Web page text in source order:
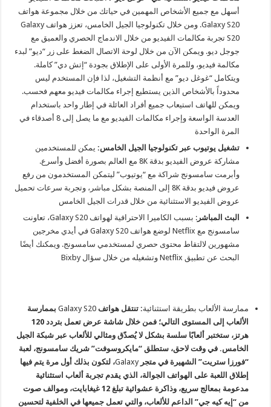
أسهل مع جميع الأشخاص المهمين في حياتك من خلال مجموعة هواتف
Galaxy S20. ومن خلال تكنولوجيا الجيل الخامس، تعزز هواتف Galaxy
S20 تجربة مكالمات الفيديو من خلال الاندماج الحصري والعميق مع
جوجل ديو. ويمكن الآن من خلال لوحة الاتصال الضغط على زر “ديو” لبدء
مكالمة فيديو، وللمرة الأولى على الإطلاق بجودة “إتش دي” كاملة.
ويتكامل “غوغل ديو” مع أنظمة التشغيل، لذا فإن المستخدم ليس
محدوداً بالأشخاص الذين يستطيع إجراء مكالمات فيديو معهم فحسب.
ويمكن للهاتف استيعاب جميع أفراد العائلة في إطار واحد باستخدام
العدسة الواسعة وإجراء مكالمات الفيديو مع ما يصل إلى 8 أصدقاء في
المرة الواحدة
تشغيل يوتيوب عبر تكنولوجيا الجيل الخامس:يمكن للمستخدمين
مشاركة عروض الفيديو بدقة 8K مع العالم بصورة أفضل وأسرع.
وأبرمت سامسونج شراكة مع “يوتيوب” ليتمكن المستخدمون من رفع
عروض فيديو بدقة 8K إلى المنصة بشكل مباشر، وتجربة سرعات تحميل
عروض الفيديو الاستثنائية من خلال قدرات الجيل الخامس
البث المباشر : بسبب الكاميرا الاحترافية لهواتف Galaxy S20، تعاونت
سامسونج مع Netflix لوضع هواتف
Galaxy S20في أيدي مخرجين
مشهورين لالتقاط محتوى حصري لمستخدمي سامسونج. ويمكنك أيضًا
البحث عن تطبيق Netflix وتشغيله من خلال سؤال Bixby
ممارسة الألعاب بطريقة استثنائية: تنتقل هواتف Galaxy S20 بممارسة
الألعاب إلى المستوى التالي؛ فمن خلال شاشة عرض تعمل بتردد 120
هرتز، ستختبر ألعابًا سلسة بشكل لا يُصدّق ومثالي للألعاب عبر شبكة الجيل
الخامس. في وقت لاحق، ستطلق “مايكروسوفت” شريك سامسونج، لعبة
“فورزا ستريت” الشهيرة في متجر Galaxy، لتكون بذلك أول مرة يتم فيها
إطلاق اللعبة على الهواتف الجوالة، الذي يقدم تجربة ألعاب استثنائية
مدعومة بمعالج سريع، وذاكرة عشوائية تبلغ 12 غيغابايت، وموالف صوت
من “إيه كيه جي” الداعم للألعاب، والتي تعمل جميعها في الخلفية لتحسين